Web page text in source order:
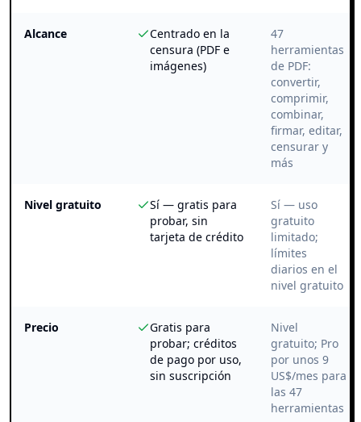
Alcance
Centrado en la
censura (PDF e
imágenes)
47
herramientas
de PDF:
convertir,
comprimir,
combinar,
firmar, editar,
censurar y
más
Nivel gratuito
Sí — gratis para
probar, sin
tarjeta de crédito
Sí — uso
gratuito
limitado;
límites
diarios en el
nivel gratuito
Precio
Gratis para
probar; créditos
de pago por uso,
sin suscripción
Nivel
gratuito; Pro
por unos 9
US$/mes para
las 47
herramientas